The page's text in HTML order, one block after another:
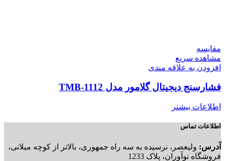
مقایسه
مشاهده سریع
افزودن به علاقه مندی
فشارسنج دیجیتال گلامور مدل TMB-1112
اطلاعات بیشتر
اطلاعات تماس
آدرس: ولیعصر، نرسیده به سه راه جمهوری، بالاتر از کوچه میلانی،
فروشگاه نوآوران، پلاک 1233